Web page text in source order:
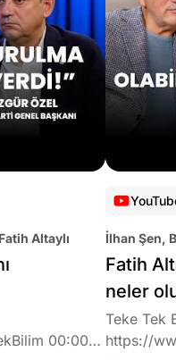
Altaylı
00:00
İlhan Şen,
Fatih
neler
Teke Tek
https://